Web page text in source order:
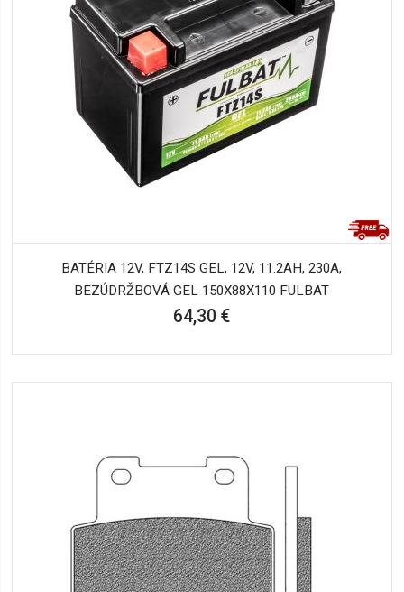
BATÉRIA 12V, FTZ14S GEL, 12V, 11.2AH, 230A,
BEZÚDRŽBOVÁ GEL 150X88X110 FULBAT
64,30 €